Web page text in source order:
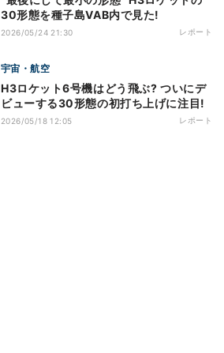
30形態を種子島VAB内で見た!
2026/05/24 21:30 レポート
宇宙・航空
H3ロケット6号機はどう飛ぶ? ついにデ
ビューする30形態の初打ち上げに注目!
2026/05/18 12:05 レポート